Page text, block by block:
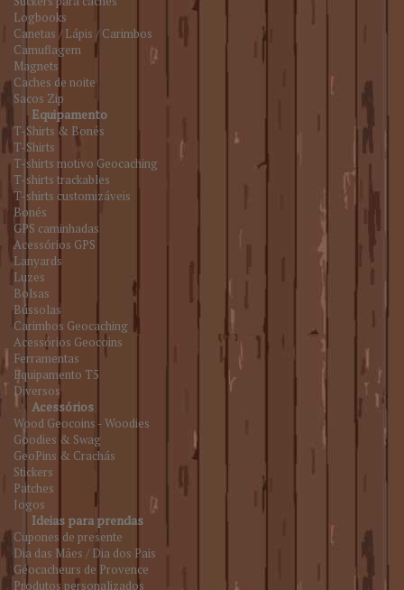
Logbooks
Canetas / Lápis / Carimbos
Camuflagem
Magnets
Caches de noite
Sacos Zip
Equipamento
T-Shirts & Bonés
T-Shirts
T-shirts motivo Geocaching
T-shirts trackables
T-shirts customizáveis
Bonés
GPS caminhadas
Acessórios GPS
Lanyards
Luzes
Bolsas
Bússolas
Carimbos Geocaching
Acessórios Geocoins
Ferramentas
Equipamento T5
Diversos
Acessórios
Wood Geocoins - Woodies
Goodies & Swag
GeoPins & Crachás
Stickers
Patches
Jogos
Ideias para prendas
Cupones de presente
Dia das Mães / Dia dos Pais
Géocacheurs de Provence
Produtos personalizados